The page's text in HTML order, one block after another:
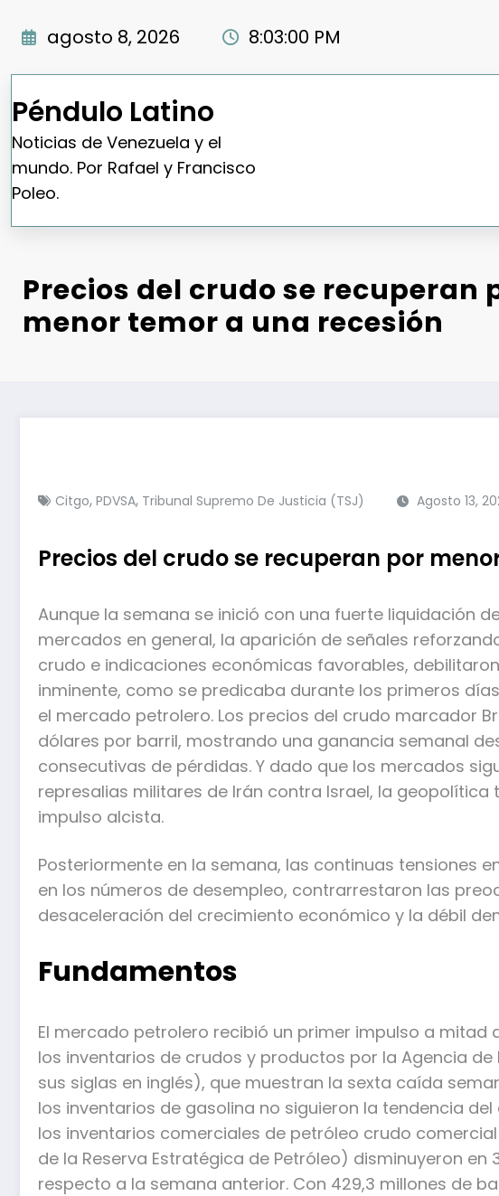
agosto 8, 2026 8:03:01 PM
Péndulo Latino
Noticias de Venezuela y el
mundo. Por Rafael y Francisco
Poleo.
Precios del crudo se recuperan
menor temor a una recesión
Citgo, PDVSA, Tribunal Supremo De Justicia (TSJ) Agosto 13,
Precios del crudo se recuperan por
Aunque la semana se inició con una fuerte liquidación
mercados en general, la aparición de señales
crudo e indicaciones económicas favorables,
inminente, como se predicaba durante los primeros
el mercado petrolero. Los precios del crudo marcador
dólares por barril, mostrando una ganancia semanal
consecutivas de pérdidas. Y dado que los mercados
represalias militares de Irán contra Israel, la
impulso alcista.
Posteriormente en la semana, las continuas tensiones
en los números de desempleo, contrarrestaron las
desaceleración del crecimiento económico y la débil
Fundamentos
El mercado petrolero recibió un primer impulso a mitad
los inventarios de crudos y productos por la Agencia de
sus siglas en inglés), que muestran la sexta caída
los inventarios de gasolina no siguieron la tendencia del
los inventarios comerciales de petróleo crudo
de la Reserva Estratégica de Petróleo) disminuyeron en
respecto a la semana anterior. Con 429,3 millones de